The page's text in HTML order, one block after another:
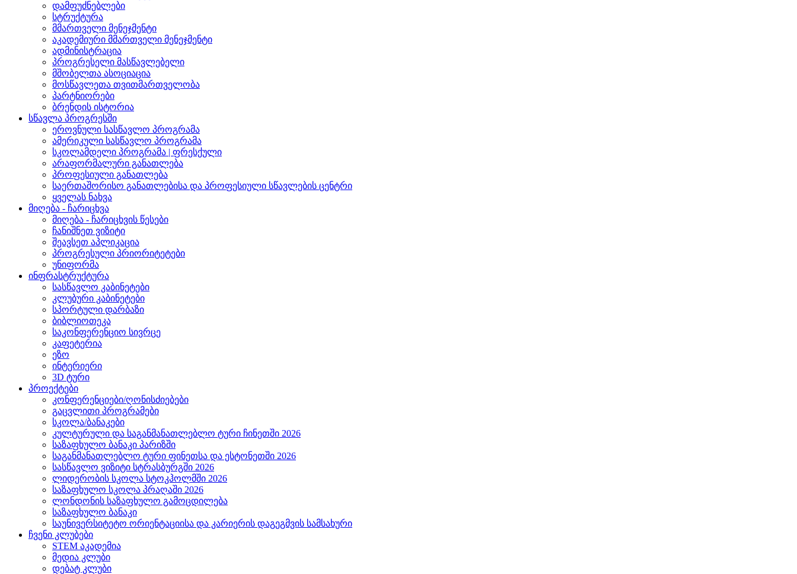
დამფუძნებლები
სტრუქტურა
მმართველი მენეჯმენტი
აკადემიური მმართველი მენეჯმენტი
ადმინისტრაცია
პროგრესელი მასწავლებელი
მშობელთა ასოციაცია
მოსწავლეთა თვითმართველობა
პარტნიორები
ბრენდის ისტორია
სწავლა პროგრესში
ეროვნული სასწავლო პროგრამა
ამერიკული სასწავლო პროგრამა
სკოლამდელი პროგრამა | ფრესქული
არაფორმალური განათლება
პროფესიული განათლება
საერთაშორისო განათლებისა და პროფესიული სწავლების ცენტრი
ყველას ნახვა
მიღება - ჩარიცხვა
მიღება - ჩარიცხვის წესები
ჩანიშნეთ ვიზიტი
შეავსეთ აპლიკაცია
პროგრესული პრიორიტეტები
უნიფორმა
ინფრასტრუქტურა
სასწავლო კაბინეტები
კლუბური კაბინეტები
სპორტული დარბაზი
ბიბლიოთეკა
საკონფერენციო სივრცე
კაფეტერია
ეზო
ინტერიერი
3D ტური
პროექტები
კონფერენციები/ღონისძიებები
გაცვლითი პროგრამები
სკოლა/ბანაკები
კულტურული და საგანმანათლებლო ტური ჩინეთში 2026
საზაფხულო ბანაკი პარიზში
საგანმანათლებლო ტური ფინეთსა და ესტონეთში 2026
სასწავლო ვიზიტი სტრასბურგში 2026
ლიდერობის სკოლა სტოკჰოლმში 2026
საზაფხულო სკოლა პრაღაში 2026
ლონდონის საზაფხულო გამოცდილება
საზაფხულო ბანაკი
საუნივერსიტეტო ორიენტაციისა და კარიერის დაგეგმვის სამსახური
ჩვენი კლუბები
STEM აკადემია
მედია კლუბი
დებატ კლუბი